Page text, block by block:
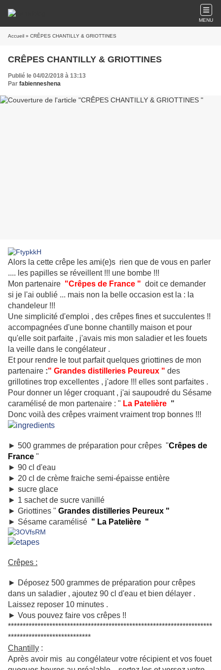
MENU
Accueil » CRÊPES CHANTILLY & GRIOTTINES
CRÊPES CHANTILLY & GRIOTTINES
Publié le 04/02/2018 à 13:13
Par fabienneshena
Alors la cette crêpe les ami(e)s rien que de vous en parler
.... les papilles se réveillent !!! une bombe !!!
Mon partenaire "Crêpes de France " doit ce demander
si je l'ai oublié ... mais non la belle occasion est la : la
chandeleur !!!
Une simplicité d'emploi , des crêpes fines et succulentes !!
accompagnées d'une bonne chantilly maison et pour
qu'elle soit parfaite , j'avais mis mon saladier et les fouets
la veille dans le congélateur .
Et pour rendre le tout parfait quelques griottines de mon
partenaire :" Grandes distilleries Peureux " des
grillotines trop excellentes , j'adore !!! elles sont parfaites .
Pour donner un léger croquant , j'ai saupoudré du Sésame
caramélisé de mon partenaire : " La Patelière "
Donc voilà des crêpes vraiment vraiment trop bonnes !!!
► 500 grammes de préparation pour crêpes "Crêpes de
France "
► 90 cl d'eau
► 20 cl de crème fraiche semi-épaisse entière
► sucre glace
► 1 sachet de sucre vanillé
► Griottines " Grandes distilleries Peureux "
► Sésame caramélisé " La Patelière "
Crêpes :
► Déposez 500 grammes de préparation pour crêpes
dans un saladier , ajoutez 90 cl d'eau et bien délayer .
Laissez reposer 10 minutes .
► Vous pouvez faire vos crêpes !!
*********************************************************************
****************************
Chantilly :
Après avoir mis au congélateur votre récipient et vos fouet